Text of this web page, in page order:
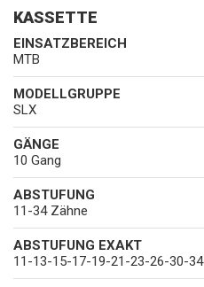
KASSETTE
EINSATZBEREICH
MTB
MODELLGRUPPE
SLX
GÄNGE
10 Gang
ABSTUFUNG
11-34 Zähne
ABSTUFUNG EXAKT
11-13-15-17-19-21-23-26-30-34